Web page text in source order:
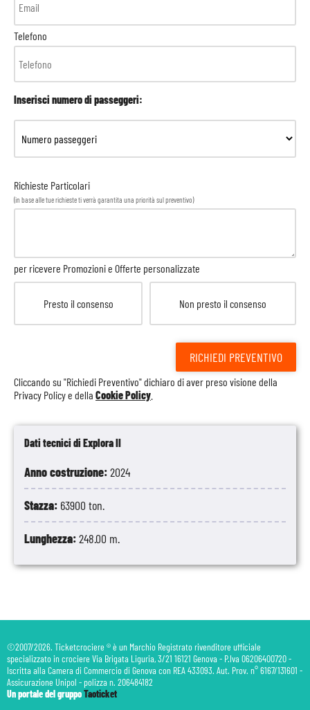
Dati tecnici di Explora II
Anno costruzione:2024
Stazza: 63900 ton.
Lunghezza:248.00 m.
Telefono
Inserisci numero di passeggeri:
Richieste Particolari
(in base alle tue richieste ti verrà garantita una priorità sul preventivo)
per ricevere Promozioni e Offerte personalizzate
Presto il consenso Non presto il consenso
RICHIEDI PREVENTIVO
Cliccando su "Richiedi Preventivo" dichiaro di aver preso visione della
Privacy Policye della Cookie Policy
©2007/2026. Ticketcrociere ® è un Marchio Registrato rivenditore ufficiale
specializzato in crociere Via Brigata Liguria, 3/21 16121 Genova - P.Iva 06206400720 -
Iscritta alla Camera di Commercio di Genova con REA 433093. Aut. Prov. n° 6167/131601 -
Assicurazione Unipol - polizza n. 206484182
Un portale del gruppoTaoticket